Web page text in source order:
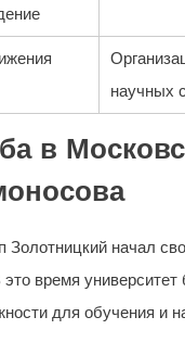
научных
в
Золотницкий начал
это время
для обучения и